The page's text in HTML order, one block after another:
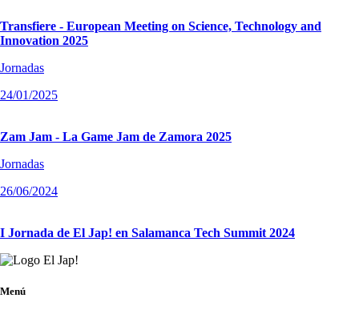
Transfiere - European Meeting on Science, Technology and
Innovation 2025
Jornadas
24/01/2025
Zam Jam - La Game Jam de Zamora 2025
Jornadas
26/06/2024
I Jornada de El Jap! en Salamanca Tech Summit 2024
Menú